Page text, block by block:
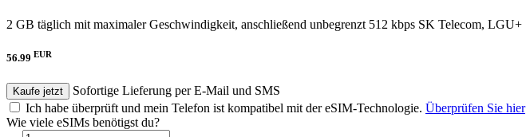
2 GB täglich mit maximaler Geschwindigkeit, anschließend unbegrenzt 512 kbps SK Telecom, LGU+
56.99 EUR
Kaufe jetzt
Sofortige Lieferung per E-Mail und SMS
Ich habe überprüft und mein Telefon ist kompatibel mit der eSIM-Technologie. Überprüfen Sie hier
Wie viele eSIMs benötigst du?